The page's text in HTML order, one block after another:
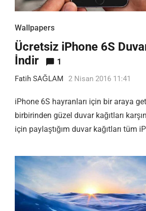
Wallpapers
Ücretsiz iPhone 6S
İndir
1
Fatih SAĞLAM 2 Nisan 2016 11:41
iPhone 6S hayranları için bir araya
birbirinden güzel duvar kağıtları
için paylaştığım duvar kağıtları tüm